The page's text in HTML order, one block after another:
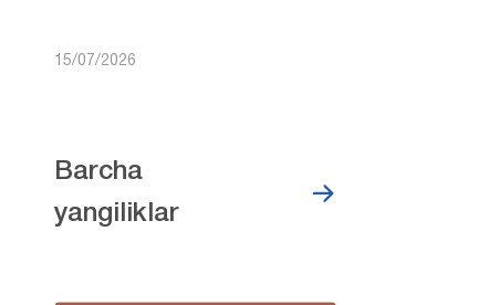
15/07/2026
Barcha
yangiliklar